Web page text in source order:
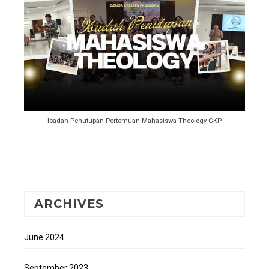
Ibadah Penutupan Pertemuan Mahasiswa Theology GKP
ARCHIVES
June 2024